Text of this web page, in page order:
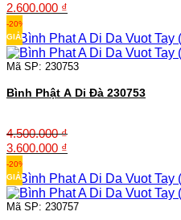
Giá
gốc
là:
3.250.000 ₫.
2.600.000 ₫
tại
là:
2.600.000 ₫.
-20%
GIẢM
Mã SP: 230753
Bình Phật A Di Đà 230753
4.500.000₫
Giá
gốc
là:
4.500.000 ₫.
3.600.000 ₫
tại
là:
3.600.000 ₫.
-20%
GIẢM
Mã SP: 230757